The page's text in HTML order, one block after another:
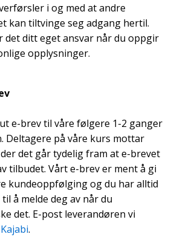
i og med at andre
kan tiltvinge seg adgang hertil.
det ditt eget ansvar når du oppgir
opplysninger.
e-brev til våre følgere 1-2 ganger
Deltagere på våre kurs mottar
det går tydelig fram at e-brevet
tilbudet. Vårt e-brev er ment å gi
kundeoppfølging og du har alltid
å melde deg av når du
det. E-post leverandøren vi
Kajabi.